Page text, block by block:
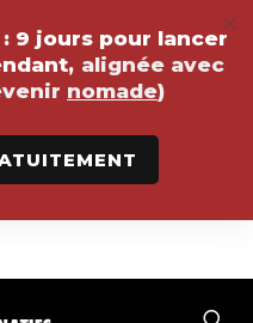
9 jours pour lancer
alignée avec
nomade)